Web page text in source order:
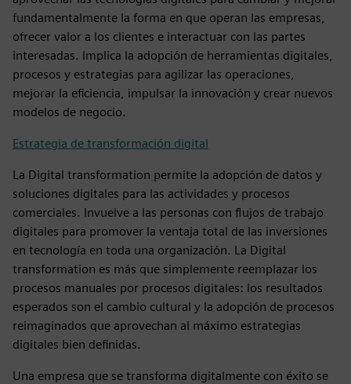
fundamentalmente la forma en que operan las empresas,
ofrecer valor a los clientes e interactuar con las partes
interesadas. Implica la adopción de herramientas digitales,
procesos y estrategias para agilizar las operaciones,
mejorar la eficiencia, impulsar la innovación y crear nuevos
modelos de negocio.
Estrategia de transformación digital
La Digital transformation permite la adopción de datos y
soluciones digitales para las actividades y procesos
comerciales. Invuelve a las personas con flujos de trabajo
digitales para promover la ventaja total de las inversiones
en tecnología en toda una organización. La Digital
transformation es más que simplemente reemplazar los
procesos manuales por procesos digitales: los resultados
esperados son el cambio cultural y la adopción de procesos
reimaginados que aprovechan al máximo estrategias
digitales bien definidas.
Una empresa que se transforma digitalmente con éxito se